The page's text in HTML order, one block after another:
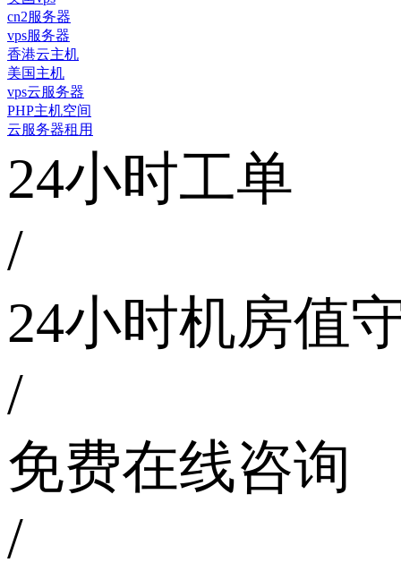
cn2服务器
vps服务器
香港云主机
美国主机
vps云服务器
PHP主机空间
云服务器租用
24小时工单
/
24小时机房值
/
免费在线咨询
/